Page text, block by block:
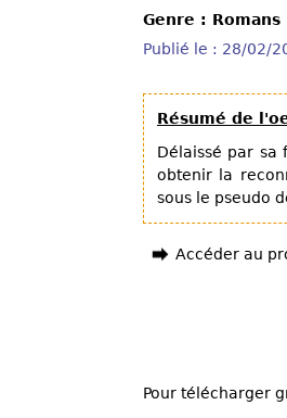
Genre : Romans
Publié le : 28/02/
Résumé de
Délaissé par
obtenir la
sous le pseudo
Accéder au
Pour télécharger